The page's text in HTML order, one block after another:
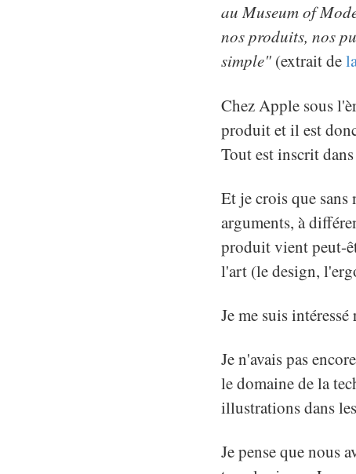
au Museum of
nos produits, nos
simple" (extrait de
Chez Apple sous
produit et il est
Tout est inscrit
Et je crois que sans
arguments, à
produit vient peut-
l'art (le design,
Je me suis intéressé
Je n'avais pas
le domaine de la
illustrations dans
Je pense que nous